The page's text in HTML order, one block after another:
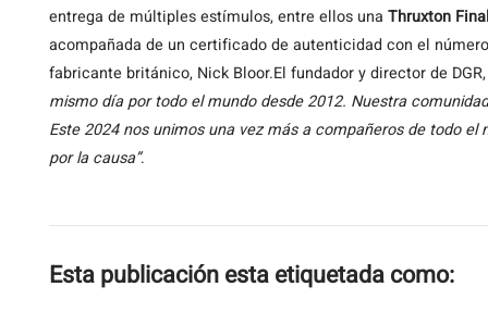
entrega de múltiples estímulos, entre ellos una Thruxton
acompañada de un certificado de autenticidad con el
fabricante británico, Nick Bloor.El fundador y director de
mismo día por todo el mundo desde 2012. Nuestra
Este 2024 nos unimos una vez más a compañeros de todo
por la causa”.
Esta publicación esta etiquetada como: